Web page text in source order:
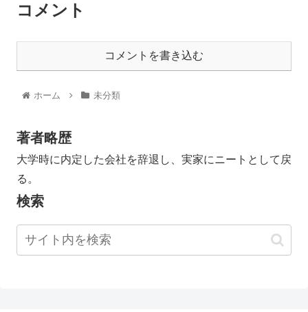
コメント
コメントを書き込む
ホーム 未分類
著者略歴
大学時に内定した会社を辞退し、実家にニートとして戻
る。
検索